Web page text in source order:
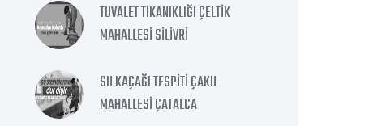
TUVALET TIKANIKLIĞI ÇELTIK
MAHALLESI SILIVRI
SU KAÇAĞI TESPITI ÇAKIL
MAHALLESI ÇATALCA